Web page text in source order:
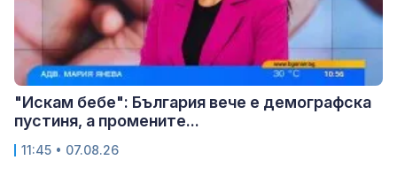
"Искам бебе": България вече е демографска
пустиня, а промените...
11:45 • 07.08.26